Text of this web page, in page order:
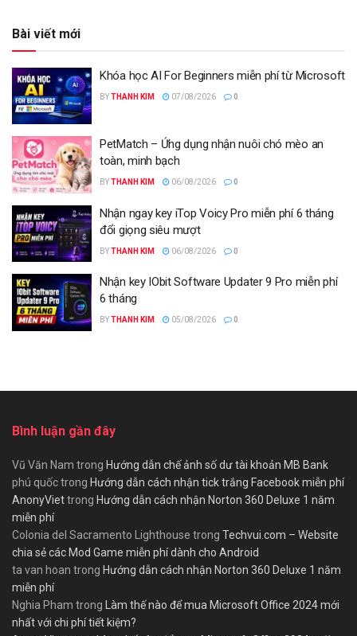
Bài viết mới
Khóa học AI For Beginners miễn phí từ Microsoft
BYTHANH KIM 07/08/2026 0
PetMatch – Ứng dụng nhận nuôi chó mèo an
toàn, minh bạch
BYTHANH KIM 06/08/2026 0
Nhận ngay key iTop Voicy Pro miễn phí 6 tháng
đổi giọng siêu mượt
BYTHANH KIM 06/08/2026 0
Nhận key IObit Software Updater 9 Pro miễn phí
6 tháng
BYTHANH KIM 05/08/2026 0
Bình luận gần đây
Vũ Văn Nam trong Hướng dẫn chế ảnh số dư tài khoản MB Bank
phú quốctrong Hướng dẫn cách nhận tick trắng Facebook miễn phí
AnonyViettrong Hướng dẫn cách nhận Norton 360 Deluxe 1 năm
miễn phí
Colonia del Sacramento Lighthouse trong Techvui.com – Website
chia sẻ các Mod Game miễn phí dành cho Android
ta van hoan trong Hướng dẫn cách nhận Norton 360 Deluxe 1 năm
miễn phí
Nghia Pham trong
Làm thế nào để mua Microsoft Office 2024 mới
nhất với chi phí tiết kiệm?